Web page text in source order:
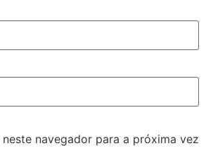
navegador para a próxima vez